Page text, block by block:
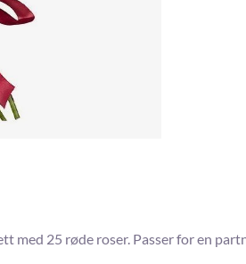
med 25 røde roser. Passer for en